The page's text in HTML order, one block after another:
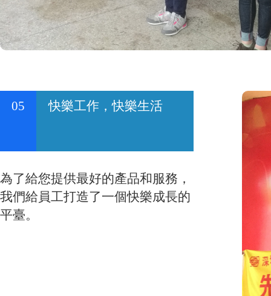
05 快樂工作，快樂生活
為了給您提供最好的產品和服務，
我們給員工打造了一個快樂成長的
平臺。